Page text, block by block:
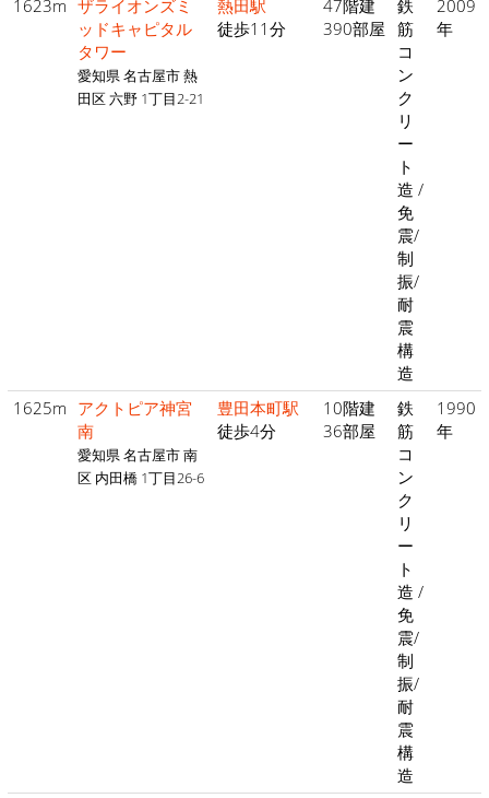
1623m ザライオンズミ
ッドキャピタル
タワー
愛知県 名古屋市 熱
田区 六野 1丁目2-21
熱田駅
徒歩11分
47階建
390部屋
鉄
筋
コ
ン
ク
リ
ー
ト
造 /
免
震/
制
振/
耐
震
構
造
2009
年
1625m アクトピア神宮
南
愛知県 名古屋市 南
区 内田橋 1丁目26-6
豊田本町駅
徒歩4分
10階建
36部屋
鉄
筋
コ
ン
ク
リ
ー
ト
造 /
免
震/
制
振/
耐
震
構
造
1990
年